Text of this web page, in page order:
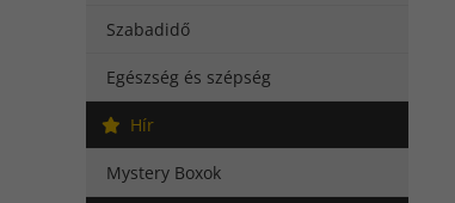
Szabadidő
Egészség és szépség
Hír
Mystery Boxok